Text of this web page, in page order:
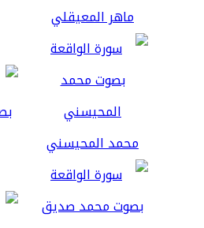
ماهر المعيقلي
محمد المحيسني